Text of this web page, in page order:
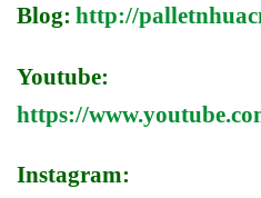
Blog: http://
Youtube:
https://
Instagram: